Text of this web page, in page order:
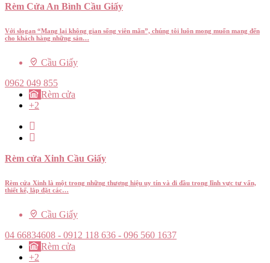
Rèm Cửa An Bình Cầu Giấy
Với slogan “Mang lại không gian sống viên mãn”, chúng tôi luôn mong muốn mang đến
cho khách hàng những sản…
Cầu Giấy
0962 049 855
Rèm cửa
+2
Rèm cửa Xinh Cầu Giấy
Rèm cửa Xinh là một trong những thương hiệu uy tín và đi đầu trong lĩnh vực tư vấn,
thiết kế, lắp đặt các…
Cầu Giấy
04 66834608 - 0912 118 636 - 096 560 1637
Rèm cửa
+2